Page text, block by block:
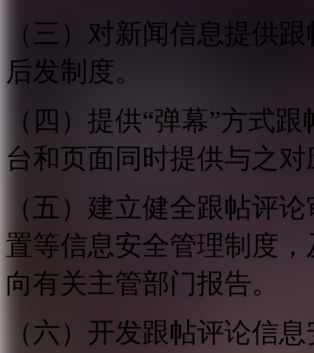
（三）对新闻信息提供
后发制度。
（四）提供“弹幕”方式
台和页面同时提供与之
（五）建立健全跟帖评
置等信息安全管理制度
向有关主管部门报告。
（六）开发跟帖评论信